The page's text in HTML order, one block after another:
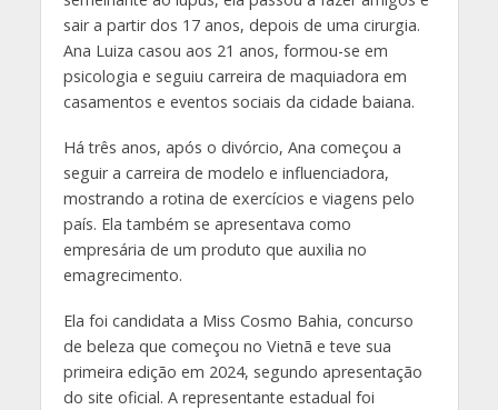
sair a partir dos 17 anos, depois de uma cirurgia.
Ana Luiza casou aos 21 anos, formou-se em
psicologia e seguiu carreira de maquiadora em
casamentos e eventos sociais da cidade baiana.
Há três anos, após o divórcio, Ana começou a
seguir a carreira de modelo e influenciadora,
mostrando a rotina de exercícios e viagens pelo
país. Ela também se apresentava como
empresária de um produto que auxilia no
emagrecimento.
Ela foi candidata a Miss Cosmo Bahia, concurso
de beleza que começou no Vietnã e teve sua
primeira edição em 2024, segundo apresentação
do site oficial. A representante estadual foi